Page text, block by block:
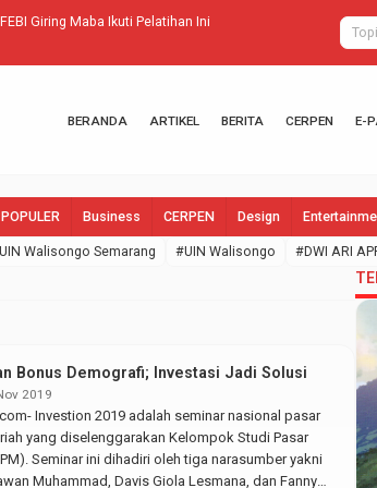
Maba Ikuti Pelatihan Ini Sedang
BERANDA ARTIKEL BERITA CERPEN E-
Business CERPEN Design
Walisongo Semarang #UIN Walisongo #DWI ARI
Bonus Demografi; Investasi Jadi Solusi
2019
Investion 2019 adalah seminar nasional pasar
yang diselenggarakan Kelompok Studi Pasar
Seminar ini dihadiri oleh tiga narasumber yakni
Muhammad, Davis Giola Lesmana, dan Fanny